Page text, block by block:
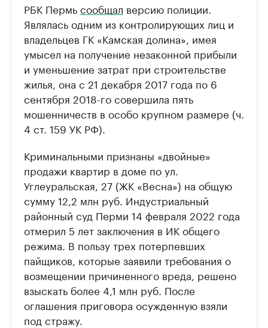
РБК Пермьсообщал версию полиции.
Являлась одним из контролирующих лиц и
владельцев ГК «Камская долина», имея
умысел на получение незаконной прибыли
и уменьшение затрат при строительстве
жилья, она с 21 декабря 2017 года по 6
сентября 2018-го совершила пять
мошенничеств в особо крупном размере (ч.
4 ст. 159 УК РФ).
Криминальными признаны «двойные»
продажи квартир в доме по ул.
Углеуральская, 27 (ЖК «Весна») на общую
сумму 12,2 млн руб. Индустриальный
районный суд Перми 14 февраля 2022 года
отмерил 5 лет заключения в ИК общего
режима. В пользу трех потерпевших
пайщиков, которые заявили требования о
возмещении причиненного вреда, решено
взыскать более 4,1 млн руб. После
оглашения приговора осужденную взяли
под стражу.